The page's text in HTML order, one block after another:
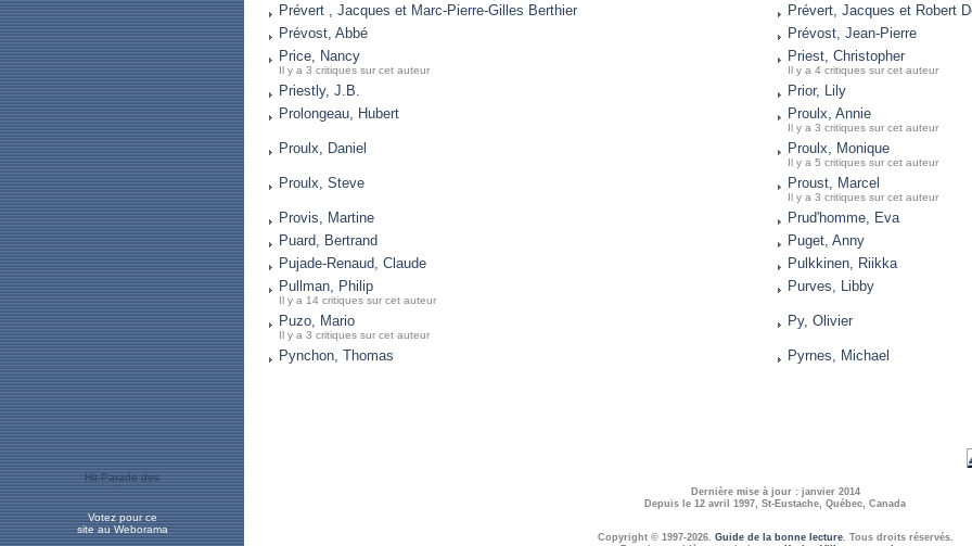
Prévert , Jacques et Marc-Pierre-Gilles Berthier
Prévert, Jacques et Robert
Prévost, Abbé
Prévost, Jean-Pierre
Price, Nancy
Il y a 3 critiques sur cet auteur
Priest, Christopher
Il y a 4 critiques sur cet auteur
Priestly, J.B.
Prior, Lily
Prolongeau, Hubert
Proulx, Annie
Il y a 3 critiques sur cet auteur
Proulx, Daniel Proulx, Monique
Il y a 5 critiques sur cet auteur
Proulx, Steve Proust, Marcel
Il y a 3 critiques sur cet auteur
Provis, Martine
Prud'homme, Eva
Puard, Bertrand
Puget, Anny
Pujade-Renaud, Claude
Pulkkinen, Riikka
Pullman, Philip
Il y a 14 critiques sur cet auteur
Purves, Libby
Puzo, Mario
Il y a 3 critiques sur cet auteur
Py, Olivier
Pynchon, Thomas Pyrnes, Michael
Votez pour ce
site au Weborama
Dernière mise à jour : janvier 2014
Depuis le 12 avril 1997, St-Eustache, Québec, Canada
Copyright © 1997-2026. Guide de la bonne lecture. Tous droits réservés.